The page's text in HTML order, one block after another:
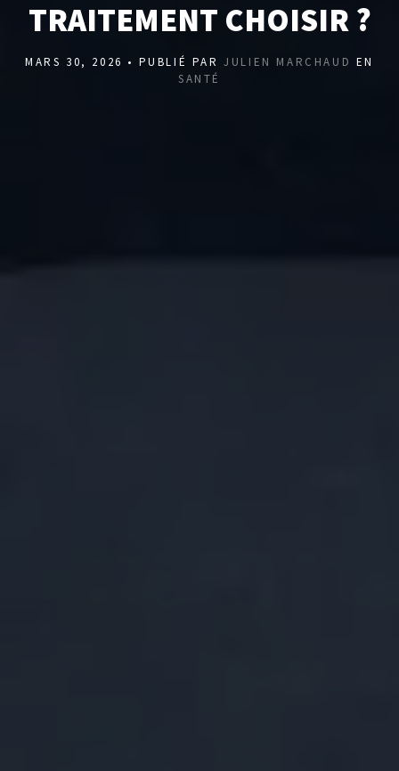
TRAITEMENT CHOISIR ?
MARS 30, 2026 • PUBLIÉ PARJULIEN MARCHAUD EN
SANTÉ